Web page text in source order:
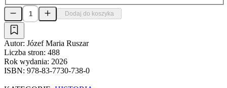
Dodaj do koszyka
Autor: Józef Maria Ruszar
Liczba stron: 488
Rok wydania: 2026
ISBN: 978-83-7730-738-0